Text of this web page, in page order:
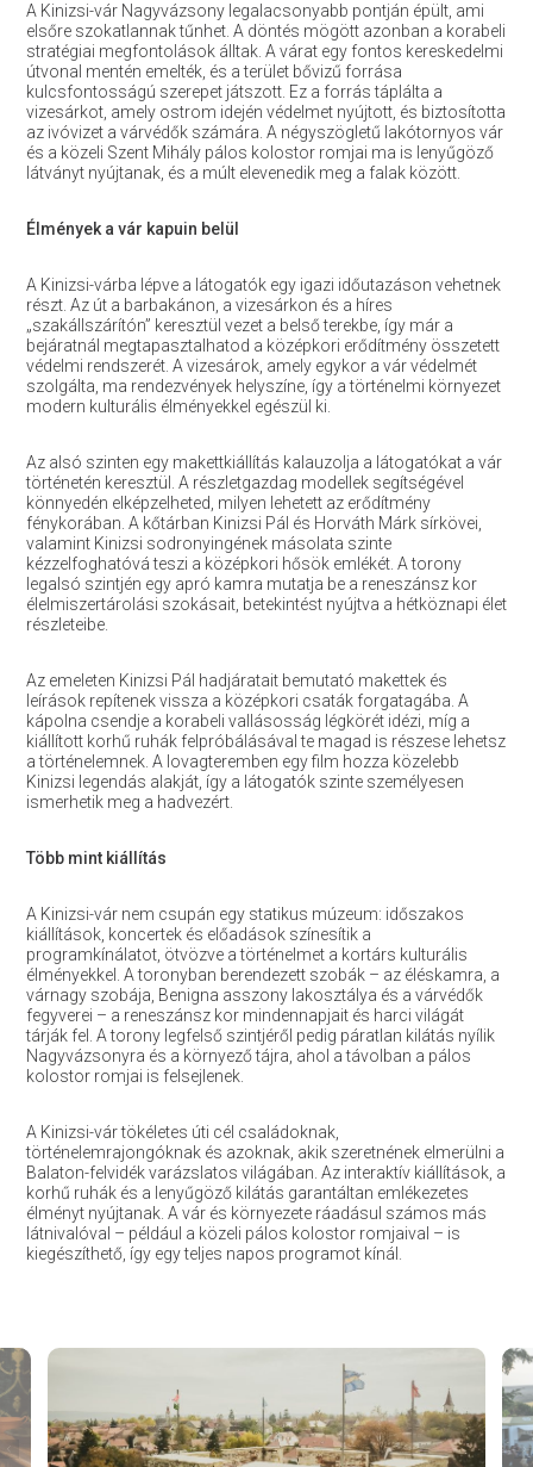
A Kinizsi-vár Nagyvázsony legalacsonyabb pontján épült, ami
elsőre szokatlannak tűnhet. A döntés mögött azonban a korabeli
stratégiai megfontolások álltak. A várat egy fontos kereskedelmi
útvonal mentén emelték, és a terület bővizű forrása
kulcsfontosságú szerepet játszott. Ez a forrás táplálta a
vizesárkot, amely ostrom idején védelmet nyújtott, és biztosította
az ivóvizet a várvédők számára. A négyszögletű lakótornyos vár
és a közeli Szent Mihály pálos kolostor romjai ma is lenyűgöző
látványt nyújtanak, és a múlt elevenedik meg a falak között.
Élmények a vár kapuin belül
A Kinizsi-várba lépve a látogatók egy igazi időutazáson vehetnek
részt. Az út a barbakánon, a vizesárkon és a híres
„szakállszárítón” keresztül vezet a belső terekbe, így már a
bejáratnál megtapasztalhatod a középkori erődítmény összetett
védelmi rendszerét. A vizesárok, amely egykor a vár védelmét
szolgálta, ma rendezvények helyszíne, így a történelmi környezet
modern kulturális élményekkel egészül ki.
Az alsó szinten egy makettkiállítás kalauzolja a látogatókat a vár
történetén keresztül. A részletgazdag modellek segítségével
könnyedén elképzelheted, milyen lehetett az erődítmény
fénykorában. A kőtárban Kinizsi Pál és Horváth Márk sírkövei,
valamint Kinizsi sodronyingének másolata szinte
kézzelfoghatóvá teszi a középkori hősök emlékét. A torony
legalsó szintjén egy apró kamra mutatja be a reneszánsz kor
élelmiszertárolási szokásait, betekintést nyújtva a hétköznapi élet
részleteibe.
Az emeleten Kinizsi Pál hadjáratait bemutató makettek és
leírások repítenek vissza a középkori csaták forgatagába. A
kápolna csendje a korabeli vallásosság légkörét idézi, míg a
kiállított korhű ruhák felpróbálásával te magad is részese lehetsz
a történelemnek. A lovagteremben egy film hozza közelebb
Kinizsi legendás alakját, így a látogatók szinte személyesen
ismerhetik meg a hadvezért.
Több mint kiállítás
A Kinizsi-vár nem csupán egy statikus múzeum: időszakos
kiállítások, koncertek és előadások színesítik a
programkínálatot, ötvözve a történelmet a kortárs kulturális
élményekkel. A toronyban berendezett szobák – az éléskamra, a
várnagy szobája, Benigna asszony lakosztálya és a várvédők
fegyverei – a reneszánsz kor mindennapjait és harci világát
tárják fel. A torony legfelső szintjéről pedig páratlan kilátás nyílik
Nagyvázsonyra és a környező tájra, ahol a távolban a pálos
kolostor romjai is felsejlenek.
A Kinizsi-vár tökéletes úti cél családoknak,
történelemrajongóknak és azoknak, akik szeretnének elmerülni a
Balaton-felvidék varázslatos világában. Az interaktív kiállítások, a
korhű ruhák és a lenyűgöző kilátás garantáltan emlékezetes
élményt nyújtanak. A vár és környezete ráadásul számos más
látnivalóval – például a közeli pálos kolostor romjaival – is
kiegészíthető, így egy teljes napos programot kínál.